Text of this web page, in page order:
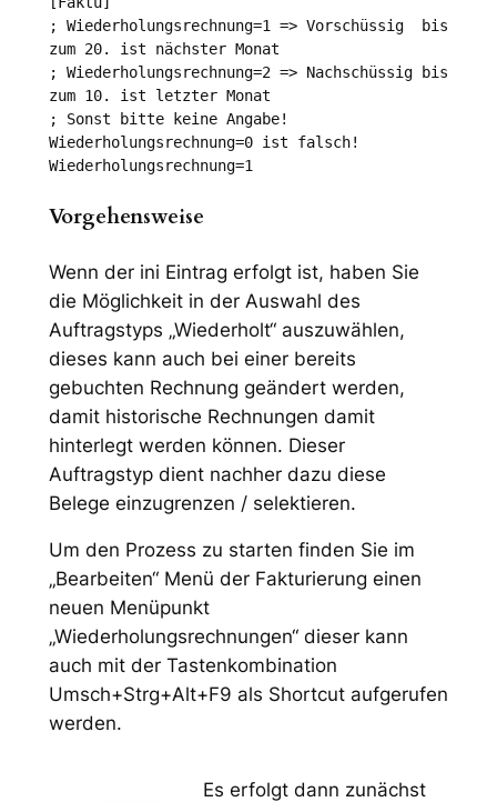
; Wiederholungsrechnung=1 => Vorschüssig  bis
zum 20. ist nächster Monat
; Wiederholungsrechnung=2 => Nachschüssig bis
zum 10. ist letzter Monat
; Sonst bitte keine Angabe!
Wiederholungsrechnung=0 ist falsch!
Wiederholungsrechnung=1
Vorgehensweise
Wenn der ini Eintrag erfolgt ist, haben Sie
die Möglichkeit in der Auswahl des
Auftragstyps „Wiederholt“ auszuwählen,
dieses kann auch bei einer bereits
gebuchten Rechnung geändert werden,
damit historische Rechnungen damit
hinterlegt werden können. Dieser
Auftragstyp dient nachher dazu diese
Belege einzugrenzen / selektieren.
Um den Prozess zu starten finden Sie im
„Bearbeiten“ Menü der Fakturierung einen
neuen Menüpunkt
„Wiederholungsrechnungen“ dieser kann
auch mit der Tastenkombination
Umsch+Strg+Alt+F9 als Shortcut aufgerufen
werden.
Es erfolgt dann zunächst